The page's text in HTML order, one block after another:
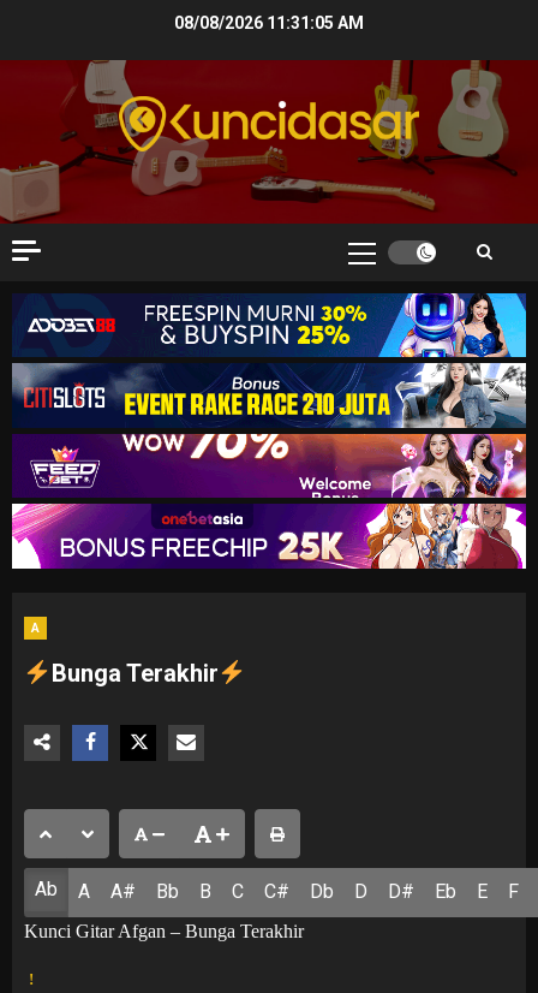
08/08/2026 11:31:06 AM
Primary
A
Bunga Terakhir
Ab A A# Bb B C C# Db D D# Eb E F
Kunci Gitar Afgan – Bunga Terakhir
!